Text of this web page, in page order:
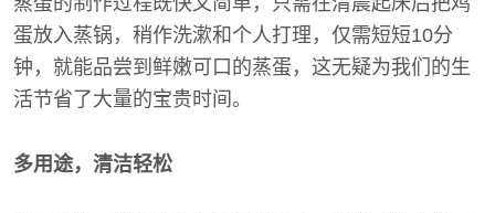
蛋放入蒸锅，稍作洗漱和个人打理，仅需短短10分
钟，就能品尝到鲜嫩可口的蒸蛋，这无疑为我们的生
活节省了大量的宝贵时间。
多用途，清洁轻松